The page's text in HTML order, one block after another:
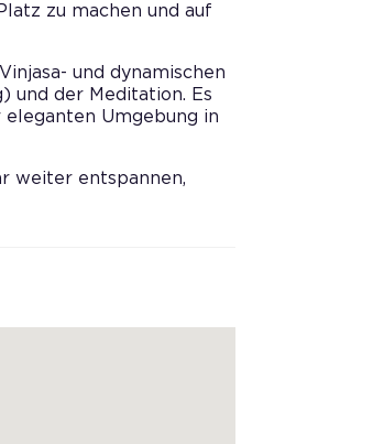
zu machen und auf
und dynamischen
und der Meditation. Es
Umgebung in
weiter entspannen,